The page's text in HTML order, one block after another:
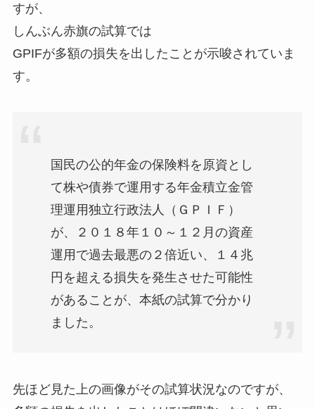
すが、
しんぶん赤旗の試算では
GPIFが多額の損失を出したことが示唆されていま
す。
国民の公的年金の保険料を原資とし
て株や債券で運用する年金積立金管
理運用独立行政法人（ＧＰＩＦ）
が、２０１８年１０～１２月の資産
運用で過去最悪の２倍近い、１４兆
円を超える損失を発生させた可能性
があることが、本紙の試算で分かり
ました。
先ほど見た上の画像がその試算状況なのですが、